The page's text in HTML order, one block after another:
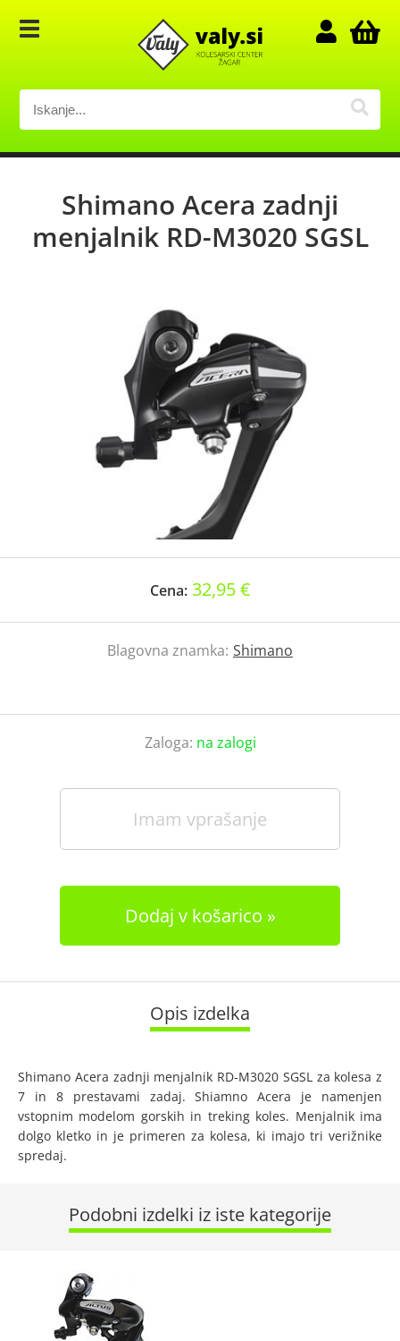
Shimano Acera zadnji
menjalnik RD-M3020 SGSL
Cena: 32,95 €
Blagovna znamka: Shimano
Zaloga: na zalogi
Imam vprašanje
Dodaj v košarico
Opis izdelka
Shimano Acera zadnji menjalnik RD-M3020 SGSL za kolesa z
7 in 8 prestavami zadaj. Shiamno Acera je namenjen
vstopnim modelom gorskih in treking koles. Menjalnik ima
dolgo kletko in je primeren za kolesa, ki imajo tri verižnike
spredaj.
Podobni izdelki iz iste kategorije